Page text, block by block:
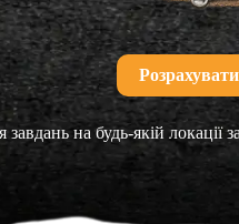
на будь-якій